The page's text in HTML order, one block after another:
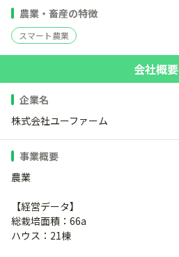
農業・畜産の特徴
スマート農業
会社概要
企業名
株式会社ユーファーム
事業概要
農業
【経営データ】
総栽培面積：66a
ハウス：21棟